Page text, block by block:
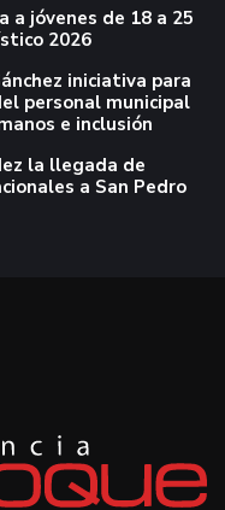
a jóvenes de 18 a 25
2026
iniciativa para
personal municipal
e inclusión
la llegada de
a San Pedro